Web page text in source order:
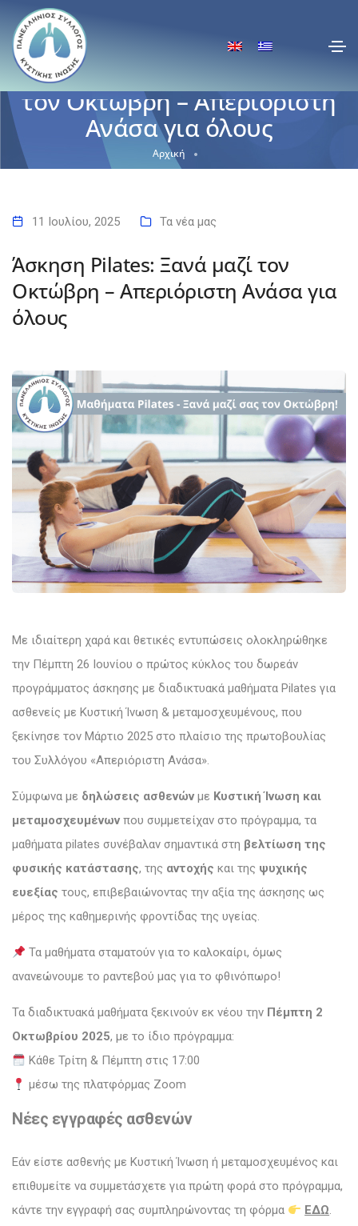
Άσκηση Pilates: Ξανά μαζί
τον Οκτώβρη – Απεριόριστη
Ανάσα για όλους
Αρχική
Άσκηση Pilates: Ξανά μαζί τον Οκτώβρη – Απεριόριστη Ανάσα για
11 Ιουλίου, 2025 Τα νέα μας
Άσκηση Pilates: Ξανά μαζί τον
Οκτώβρη – Απεριόριστη Ανάσα για
όλους
Με ιδιαίτερη χαρά και θετικές εντυπώσεις ολοκληρώθηκε
την Πέμπτη 26 Ιουνίου ο πρώτος κύκλος του δωρεάν
προγράμματος άσκησης με διαδικτυακά μαθήματα Pilates για
ασθενείς με Κυστική Ίνωση & μεταμοσχευμένους, που
ξεκίνησε τον Μάρτιο 2025 στο πλαίσιο της πρωτοβουλίας
του Συλλόγου «Απεριόριστη Ανάσα».
Σύμφωνα με δηλώσεις ασθενών με Κυστική Ίνωση και
μεταμοσχευμένων που συμμετείχαν στο πρόγραμμα, τα
μαθήματα pilates συνέβαλαν σημαντικά στη βελτίωση της
φυσικής κατάστασης, της αντοχής και της ψυχικής
ευεξίας τους, επιβεβαιώνοντας την αξία της άσκησης ως
μέρος της καθημερινής φροντίδας της υγείας.
Τα μαθήματα σταματούν για το καλοκαίρι, όμως
ανανεώνουμε το ραντεβού μας για το φθινόπωρο!
Τα διαδικτυακά μαθήματα ξεκινούν εκ νέου την Πέμπτη 2
Οκτωβρίου 2025, με το ίδιο πρόγραμμα:
Κάθε Τρίτη & Πέμπτη στις 17:00
μέσω της πλατφόρμας Zoom
Νέες εγγραφές ασθενών
Εάν είστε ασθενής με Κυστική Ίνωση ή μεταμοσχευμένος και
επιθυμείτε να συμμετάσχετε για πρώτη φορά στο πρόγραμμα,
κάντε την εγγραφή σας συμπληρώνοντας τη φόρμα
ΕΔΩ.